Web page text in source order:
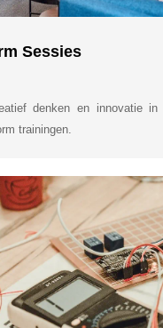
Sessies
denken en innovatie
trainingen.